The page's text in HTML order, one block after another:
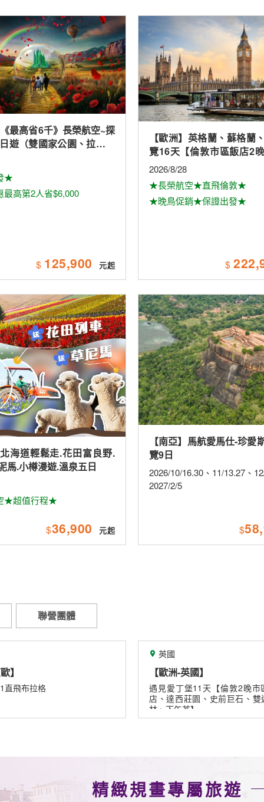
最高省6千》長榮航空~探
遊（雙國家公園、拉斯維
影城）
★
高第2人省$6,000
$ 125,900
【歐洲】英格蘭、蘇格蘭
覽16天【倫敦市區飯店2
鎮、景觀火車、雙酒廠、
大學城、下午茶
2026/8/28
★長榮航空★直飛倫敦★
★晚鳥促銷★保證出發★
$
海道輕鬆走.花田富良野.
馬.小樽漫遊.溫泉五日
★超值行程★
$36,900
【南亞】馬航愛馬仕-珍愛
覽9日
2026/10/16.30、11/13.27、
2027/2/5
$
聯營團體
洲-英國】
愛丁堡11天【倫敦2晚市區、莊園飯
【美國-華盛頓】
長榮航空 直飛華盛頓
(IAD/JFK)
精緻規畫專屬旅遊